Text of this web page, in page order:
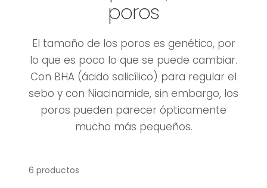
poros
El tamaño de los poros es genético, por
lo que es poco lo que se puede cambiar.
Con BHA (ácido salicílico) para regular el
sebo y con Niacinamide, sin embargo, los
poros pueden parecer ópticamente
mucho más pequeños.
6 productos